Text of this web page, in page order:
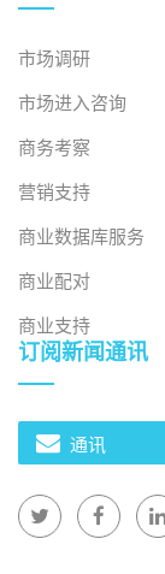
市场调研
市场进入咨询
商务考察
营销支持
商业数据库服务
商业配对
商业支持
订阅新闻通讯
通讯